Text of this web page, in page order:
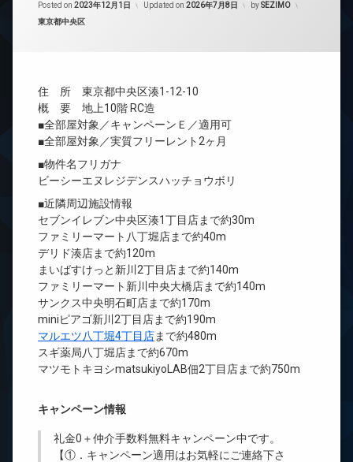
Posted on 2023年12月1日 Updated on 2026年7月8日 bySEZIMO
カテゴリー:
東京都中央区
住 所 東京都中央区湊1-12-10
概 要 地上10階 RC造
■全部屋対象／キャンペーンＥ／適用可
■全部屋対象／実質フリーレント2ヶ月
■物件名フリガナ
ビーシーエヌレジデンスハッチョウボリ
■近隣周辺施設情報
セブンイレブン中央区湊1丁目店まで約30m
ファミリーマート八丁堀店まで約40m
デリド湊店まで約120m
まいばすけっと新川2丁目店まで約140m
ファミリーマート新川中央大橋店まで約140m
サンクス中央明石町店まで約170m
miniピアゴ新川2丁目店まで約190m
マルエツ八丁堀4丁目店まで約480m
スギ薬局八丁堀店まで約670m
マツモトキヨシmatsukiyoLAB佃2丁目店まで約750m
キャンペーン情報
礼金0 ＋仲介手数料無料キャンペーン中です。
【①．キャンペーン適用はお気軽にご連絡下さ